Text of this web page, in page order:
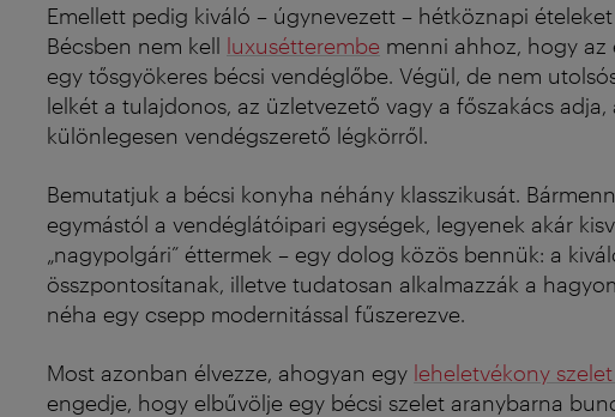
Emellett pedig kiváló – úgynevezett – hétköznapi
Bécsben nem kell luxusétterembe menni ahhoz, hogy az
egy tősgyökeres bécsi vendéglőbe. Végül, de nem
lelkét a tulajdonos, az üzletvezető vagy a főszakács
különlegesen vendégszerető légkörről.
Bemutatjuk a bécsi konyha néhány klasszikusát.
egymástól a vendéglátóipari egységek, legyenek akár
„nagypolgári” éttermek – egy dolog közös bennük: a
összpontosítanak, illetve tudatosan alkalmazzák a
néha egy csepp modernitással fűszerezve.
Most azonban élvezze, ahogyan egy leheletvékony
engedje, hogy elbűvölje egy bécsi szelet aranybarna